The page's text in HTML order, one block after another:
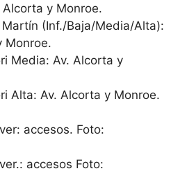
Alcorta y Monroe.
Martín (Inf./Baja/Media/Alta):
Monroe.
Media: Av. Alcorta y
Alta: Av. Alcorta y Monroe.